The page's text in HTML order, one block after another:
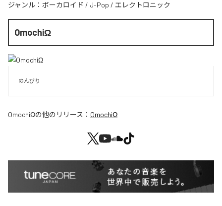
ジャンル： ボーカロイド / J-Pop / エレクトロニック
OmochiΩ
のんびり
OmochiΩの他のリリース： OmochiΩ